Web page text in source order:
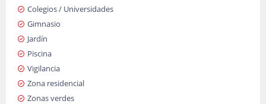
Colegios / Universidades
Gimnasio
Jardín
Piscina
Vigilancia
Zona residencial
Zonas verdes